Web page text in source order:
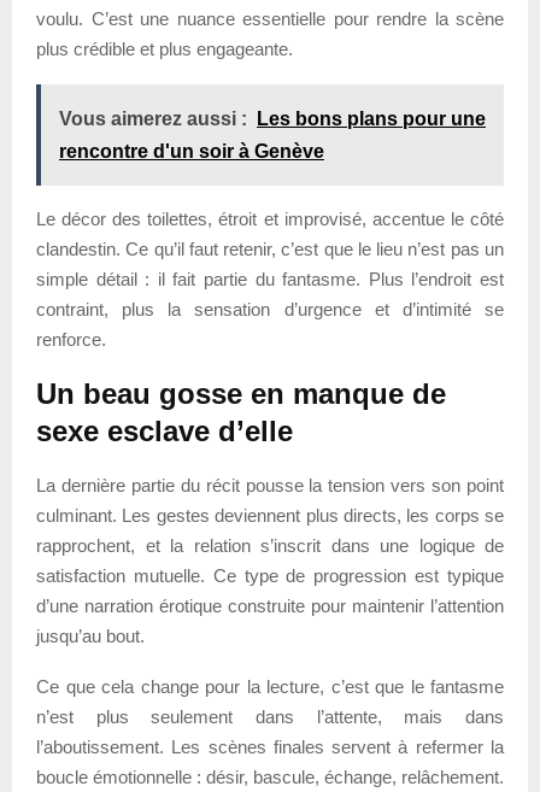
voulu. C’est une nuance essentielle pour rendre la scène
plus crédible et plus engageante.
Vous aimerez aussi :
Les bons plans pour une
rencontre d'un soir à Genève
Le décor des toilettes, étroit et improvisé, accentue le côté
clandestin. Ce qu’il faut retenir, c’est que le lieu n’est pas un
simple détail : il fait partie du fantasme. Plus l’endroit est
contraint, plus la sensation d’urgence et d’intimité se
renforce.
Un beau gosse en manque de
sexe esclave d’elle
La dernière partie du récit pousse la tension vers son point
culminant. Les gestes deviennent plus directs, les corps se
rapprochent, et la relation s’inscrit dans une logique de
satisfaction mutuelle. Ce type de progression est typique
d’une narration érotique construite pour maintenir l’attention
jusqu’au bout.
Ce que cela change pour la lecture, c’est que le fantasme
n’est plus seulement dans l’attente, mais dans
l’aboutissement. Les scènes finales servent à refermer la
boucle émotionnelle : désir, bascule, échange, relâchement.